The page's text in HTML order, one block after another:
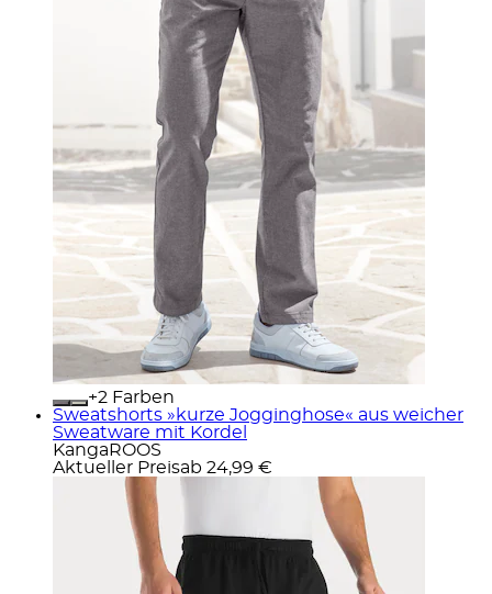
+
Farben
Sweatshorts »kurze Jogginghose« aus weicher
Sweatware mit Kordel
KangaROOS
Aktueller Preisab 24,99 €